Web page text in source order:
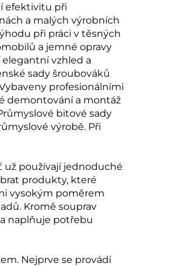
efektivitu při
a malých výrobních
při práci v těsných
a jemné opravy
vzhled a
sady šroubováků
profesionálními
demontování a montáž
bitové sady
výrobě. Při
už používají jednoduché
produkty, které
vysokým poměrem
Kromě souprav
naplňuje potřebu
Nejprve se provádí